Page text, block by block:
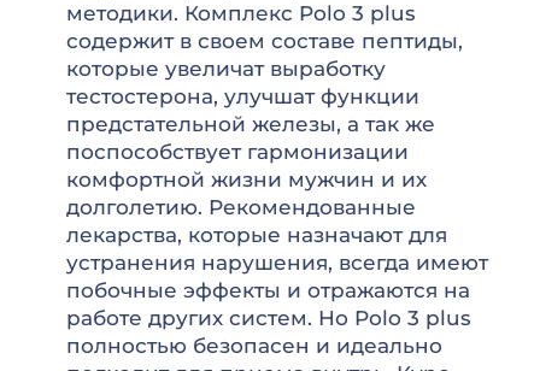
методики. Комплекс Polo 3 plus
содержит в своем составе пептиды,
которые увеличат выработку
тестостерона, улучшат функции
предстательной железы, а так же
поспособствует гармонизации
комфортной жизни мужчин и их
долголетию. Рекомендованные
лекарства, которые назначают для
устранения нарушения, всегда имеют
побочные эффекты и отражаются на
работе других систем. Но Polo 3 plus
полностью безопасен и идеально